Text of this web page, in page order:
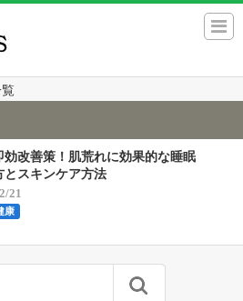
覧
効改善策！肌荒れに効果的な睡眠
とスキンケア方法
21
康